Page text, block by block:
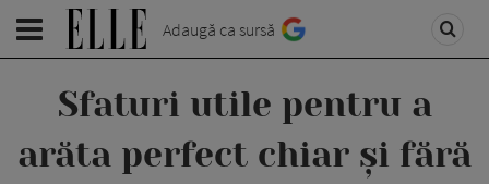
Adaugă ca sursă
Sfaturi utile pentru a
arăta perfect chiar și fără